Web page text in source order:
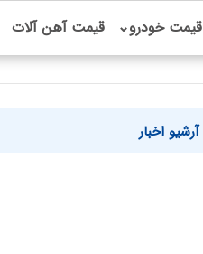
قیمت خودرو⌄ قیمت آهن آلات
آرشیو اخبار